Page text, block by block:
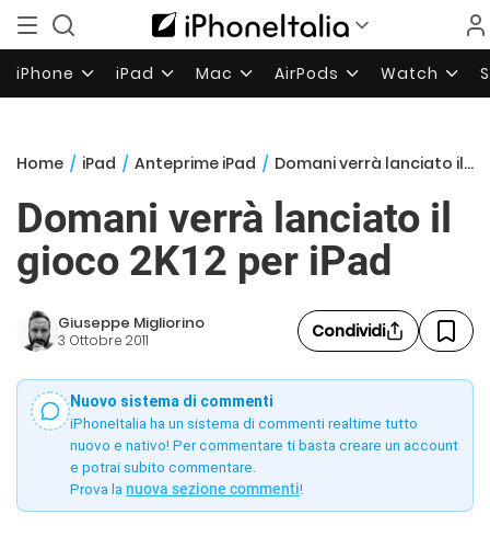
iPhone iPad Mac AirPods Watch
Home / iPad / Anteprime iPad / Domani verrà lanciato il gioco 2K12 per iPad
Domani verrà lanciato il
gioco 2K12 per iPad
Giuseppe Migliorino
3 Ottobre 2011 Condividi
Nuovo sistema di commenti
iPhoneItalia ha un sistema di commenti realtime tutto
nuovo e nativo! Per commentare ti basta creare un account
e potrai subito commentare.
Prova la nuova sezione commenti!